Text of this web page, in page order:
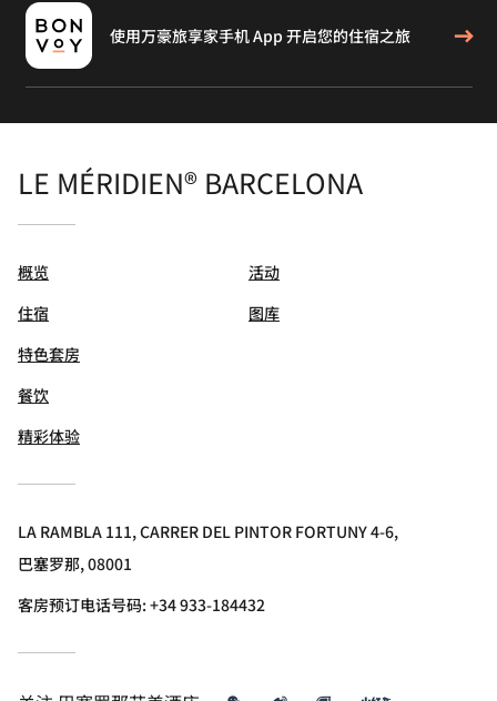
使用万豪旅享家手机 App 开启您的住宿之旅
LE MÉRIDIEN® BARCELONA
概览
住宿
特色套房
餐饮
精彩体验
活动
图库
LA RAMBLA 111, CARRER DEL PINTOR FORTUNY 4-6,
巴塞罗那, 08001
客房预订电话号码: +34 933-184432